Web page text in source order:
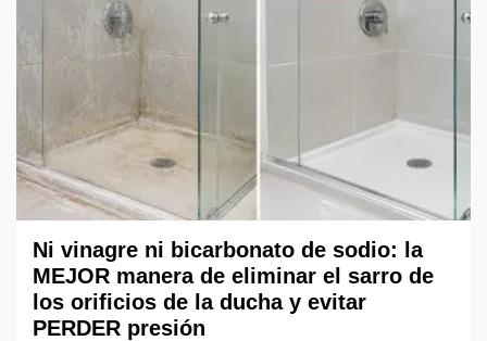
Ni vinagre ni bicarbonato de sodio: la
MEJOR manera de eliminar el sarro de
los orificios de la ducha y evitar
PERDER presión